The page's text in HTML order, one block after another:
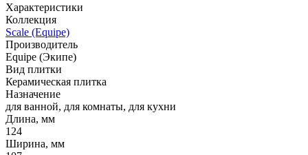
Характеристики
Коллекция
Scale (Equipe)
Производитель
Equipe (Экипе)
Вид плитки
Керамическая плитка
Назначение
для ванной, для комнаты, для кухни
Длина, мм
124
Ширина, мм